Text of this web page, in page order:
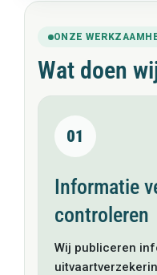
ONZE
Wat doen
01
Informatie
controleren
Wij publiceren